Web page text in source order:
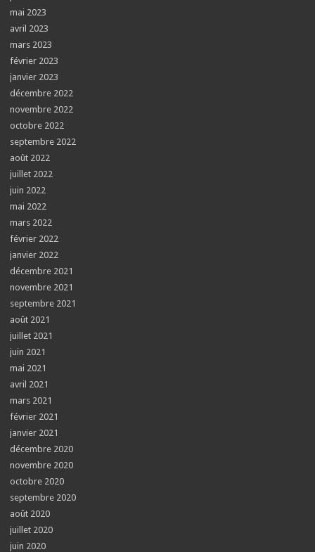
mai 2023
avril 2023
mars 2023
février 2023
janvier 2023
décembre 2022
novembre 2022
octobre 2022
septembre 2022
août 2022
juillet 2022
juin 2022
mai 2022
mars 2022
février 2022
janvier 2022
décembre 2021
novembre 2021
septembre 2021
août 2021
juillet 2021
juin 2021
mai 2021
avril 2021
mars 2021
février 2021
janvier 2021
décembre 2020
novembre 2020
octobre 2020
septembre 2020
août 2020
juillet 2020
juin 2020